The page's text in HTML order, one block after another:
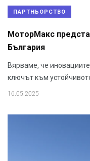
ПАРТНЬОРСТВО
МоторМакс
България
Вярваме, че
ключът към
16.05.2025